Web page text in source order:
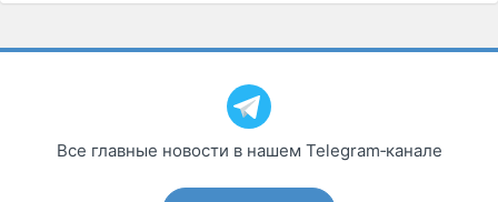
Все главные новости в нашем Telegram‑канале